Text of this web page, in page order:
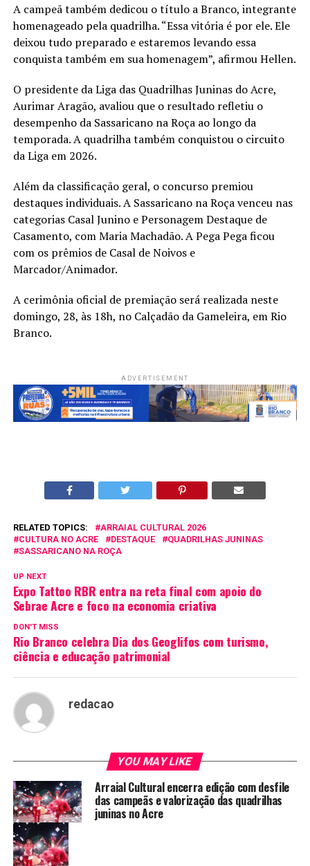
A campeã também dedicou o título a Branco, integrante
homenageado pela quadrilha. “Essa vitória é por ele. Ele
deixou tudo preparado e estaremos levando essa
conquista também em sua homenagem”, afirmou Hellen.
O presidente da Liga das Quadrilhas Juninas do Acre,
Aurimar Aragão, avaliou que o resultado refletiu o
desempenho da Sassaricano na Roça ao longo da
temporada. A quadrilha também conquistou o circuito
da Liga em 2026.
Além da classificação geral, o concurso premiou
destaques individuais. A Sassaricano na Roça venceu nas
categorias Casal Junino e Personagem Destaque de
Casamento, com Maria Machadão. A Pega Pega ficou
com os prêmios de Casal de Noivos e
Marcador/Animador.
A cerimônia oficial de premiação será realizada neste
domingo, 28, às 18h, no Calçadão da Gameleira, em Rio
Branco.
ADVERTISEMENT
RELATED TOPICS:
ARRAIAL CULTURAL 2026
CULTURA NO ACRE
DESTAQUE
QUADRILHAS JUNINAS
SASSARICANO NA ROÇA
UP NEXT
Expo Tattoo RBR entra na reta final com apoio do
Sebrae Acre e foco na economia criativa
DON'T MISS
Rio Branco celebra Dia dos Geoglifos com turismo,
ciência e educação patrimonial
redacao
YOU MAY LIKE
Arraial Cultural encerra edição com desfile
das campeãs e valorização das quadrilhas
juninas no Acre